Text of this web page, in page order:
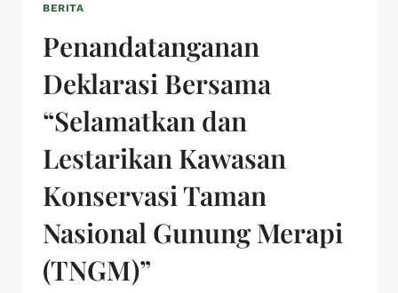
BERITA
Penandatanganan
Deklarasi Bersama
“Selamatkan dan
Lestarikan Kawasan
Konservasi Taman
Nasional Gunung Merapi
(TNGM)”